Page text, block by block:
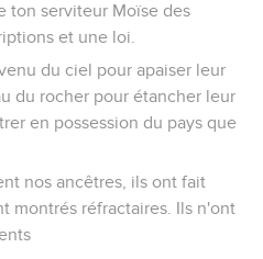
ton serviteur Moïse des
et une loi.
du ciel pour apaiser leur
du rocher pour étancher leur
en possession du pays que
nos ancêtres, ils ont fait
montrés réfractaires. Ils n'ont